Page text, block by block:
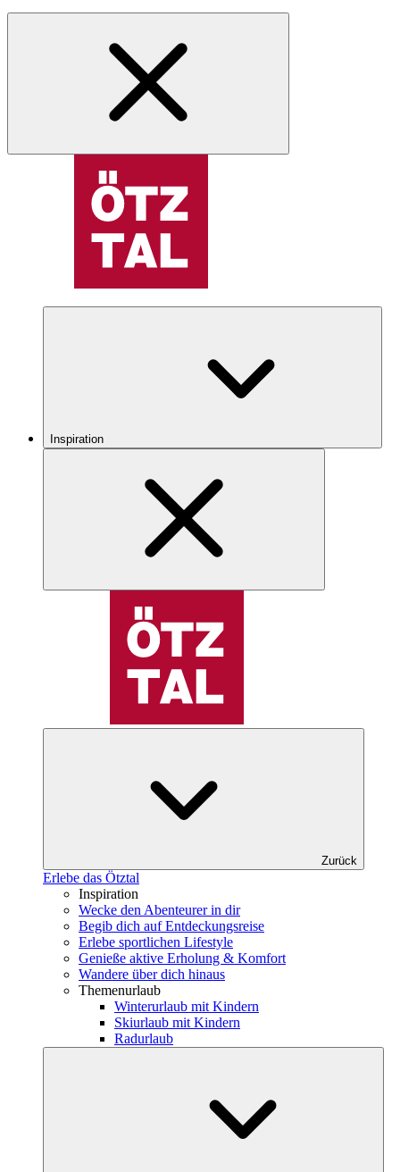
Inspiration
Zurück
Erlebe das Ötztal
Inspiration
Wecke den Abenteurer in dir
Begib dich auf Entdeckungsreise
Erlebe sportlichen Lifestyle
Genieße aktive Erholung & Komfort
Wandere über dich hinaus
Themenurlaub
Winterurlaub mit Kindern
Skiurlaub mit Kindern
Radurlaub